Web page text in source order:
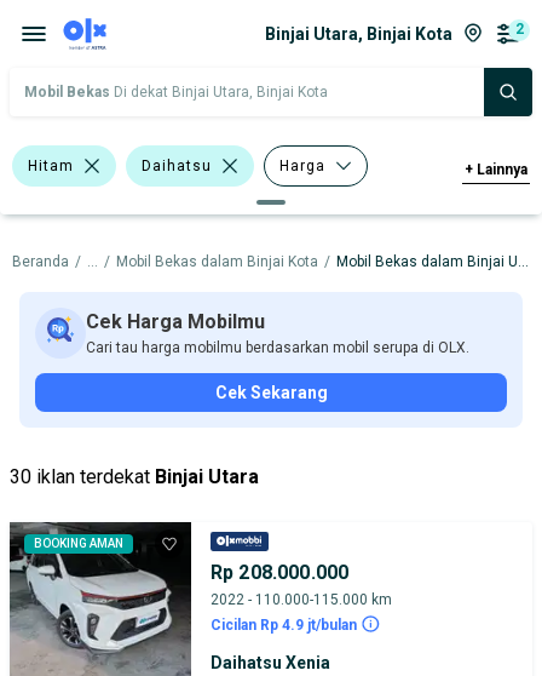
Binjai Utara, Binjai Kota 2
Mobil Bekas Di dekat Binjai Utara, Binjai Kota
Hitam Daihatsu Harga
Merek Dan Model Tahun
Tipe Bodi Tipe Membership
+ Lainnya
Beranda / ... / Mobil Bekas dalam Binjai Kota / Mobil Bekas dalam Binjai Utara
Cek Harga Mobilmu
Cari tau harga mobilmu berdasarkan mobil serupa di OLX.
Cek Sekarang
30 iklan terdekat Binjai Utara
BOOKING AMAN
Rp 208.000.000
2022 - 110.000-115.000 km
Cicilan Rp 4.9 jt/bulan
Daihatsu Xenia